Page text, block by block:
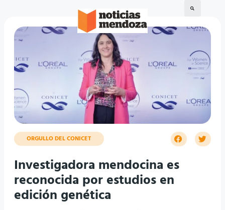
ORGULLO DEL CONICET
Investigadora mendocina es
reconocida por estudios en
edición genética